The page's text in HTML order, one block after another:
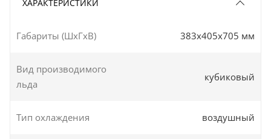
ХАРАКТЕРИСТИКИ
Габариты (ШxГxВ) 383x405x705 мм
Вид производимого
льда
кубиковый
Тип охлаждения воздушный